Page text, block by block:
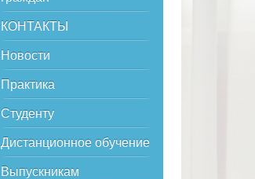
КОНТАКТЫ
Новости
Практика
Студенту
Дистанционное обучение
Выпускникам